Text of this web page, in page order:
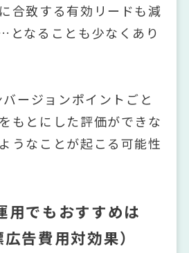
合致する有効リードも減
となることも少なくあり
ージョンポイントごと
もとにした評価ができな
うなことが起こる可能性
用でもおすすめは
告費用対効果）